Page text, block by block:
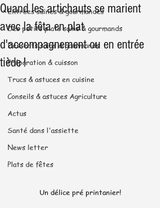
Entrées saines & gourmandes
Des petits plats sains & gourmands
Desserts sains & gourmands
Préparation & cuisson
Trucs & astuces en cuisine
Conseils & astuces Agriculture
Actus
Santé dans l'assiette
News letter
Plats de fêtes
Quand les artichauts se marient
avec la fêta en plat
d'accompagnement ou en entrée
tiède !
Un délice pré printanier!